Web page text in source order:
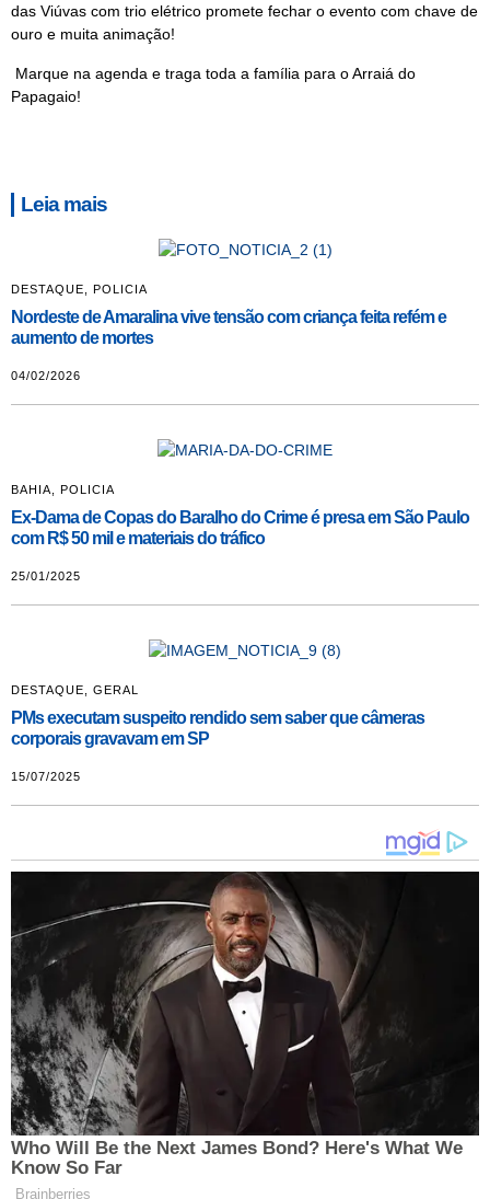
das Viúvas com trio elétrico promete fechar o evento com chave de
ouro e muita animação!
Marque na agenda e traga toda a família para o Arraiá do
Papagaio!
Leia mais
DESTAQUE, POLICIA
Nordeste de Amaralina vive tensão com criança feita refém e
aumento de mortes
04/02/2026
BAHIA POLICIA
Ex-Dama de Copas do Baralho do Crime é presa em São Paulo
com R$ 50 mil e materiais do tráfico
25/01/2025
DESTAQUE GERAL
PMs executam suspeito rendido sem saber que câmeras
corporais gravavam em SP
15/07/2025